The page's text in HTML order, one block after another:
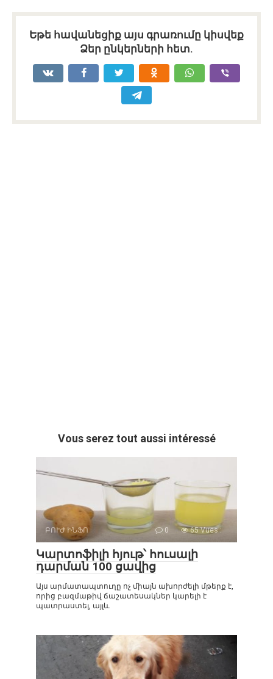
Եթե հավանեցիք այս գրառումը կիսվեք
Ձեր ընկերների հետ.
Vous serez tout aussi intéressé
ԲՈՒԺ ԻՆՖՈ 0 65 Vues :
Կարտոֆիլի հյութ՝ հուսալի
դարման 100 ցավից
Այս արմատապտուղը ոչ միայն ախորժելի մթերք է,
որից բազմաթիվ ճաշատեսակներ կարելի է
պատրաստել, այլև